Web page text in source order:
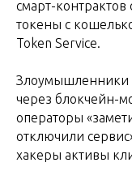
смарт-контрактов
токены с
Token Service.
Злоумышленники
через блокчейн-
операторы
отключили
хакеры активы